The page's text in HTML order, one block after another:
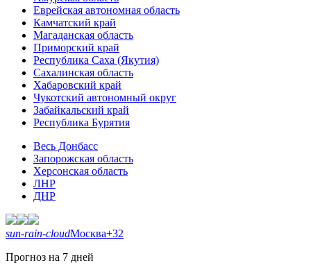
Еврейская автономная область
Камчатский край
Магаданская область
Приморский край
Республика Саха (Якутия)
Сахалинская область
Хабаровский край
Чукотский автономный округ
Забайкальский край
Республика Бурятия
Весь Донбасс
Запорожская область
Херсонская область
ЛНР
ДНР
sun-rain-cloudМосква+32
Прогноз на 7 дней